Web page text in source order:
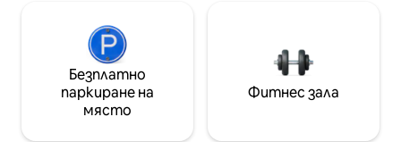
Безплатно
паркиране на
място
Фитнес зала